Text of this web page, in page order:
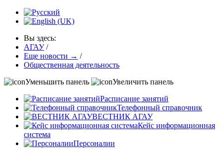
Вы здесь:
АГАУ /
Еще новости → /
Общественная деятельность
Уменьшить панель
Увеличить панель
Расписание занятий
Телефонный справочник
ВЕСТНИК АГАУ
Кейс информационная
система
Персоналии